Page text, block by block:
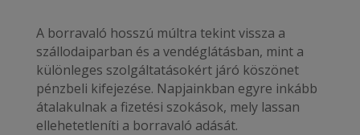
A borravaló hosszú múltra tekint vissza a
szállodaiparban és a vendéglátásban, mint a
különleges szolgáltatásokért járó köszönet
pénzbeli kifejezése. Napjainkban egyre inkább
átalakulnak a fizetési szokások, mely lassan
ellehetetleníti a borravaló adását.